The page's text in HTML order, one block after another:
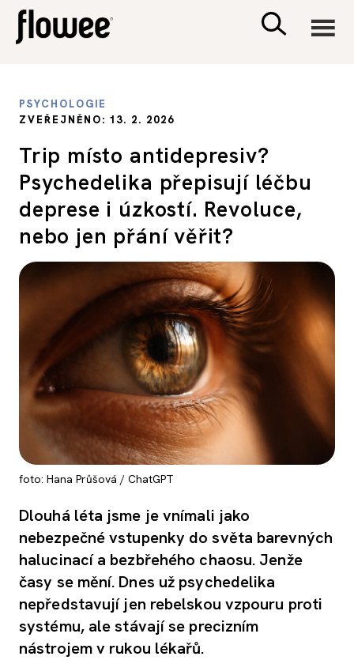
PSYCHOLOGIE
RODINA A DĚTI
SEX A VZTAHY
PORADNA
PSYCHOLOGIE
ZVEŘEJNĚNO: 13. 2. 2026
Trip místo antidepresiv?
Psychedelika přepisují léčbu
deprese i úzkostí. Revoluce,
nebo jen přání věřit?
foto: Hana Průšová / ChatGPT
Dlouhá léta jsme je vnímali jako
nebezpečné vstupenky do světa barevných
halucinací a bezbřehého chaosu. Jenže
časy se mění. Dnes už psychedelika
nepředstavují jen rebelskou vzpouru proti
systému, ale stávají se precizním
nástrojem v rukou lékařů.